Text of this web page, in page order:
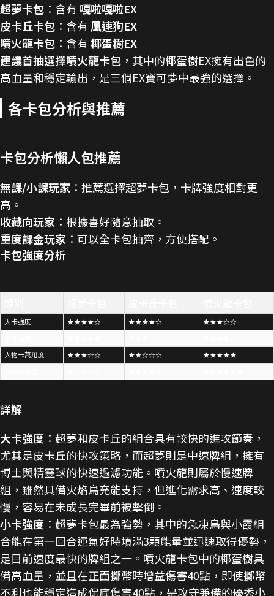
超夢卡包 ：含有 嘎啦嘎啦EX
皮卡丘卡包 ：含有 風速狗EX
噴火龍卡包 ：含有椰蛋樹EX
建議首抽選擇噴火龍卡包 ，其中的椰蛋樹EX擁有出色的
高血量和穩定輸出，是三個EX寶可夢中最強的選擇。
各卡包分析與推薦
卡包分析懶人包推薦
無課/小課玩家 ：推薦選擇超夢卡包，卡牌強度相對更
高。
收藏向玩家 ：根據喜好隨意抽取。
重度課金玩家 ：可以全卡包抽齊，方便搭配。
卡包強度分析
大卡強度 ★★★★☆ ★★★★☆
★★★☆☆
人物卡萬用度
★★★☆☆ ★★☆☆☆
★★★★★
詳解
大卡強度 ：超夢和皮卡丘的組合具有較快的進攻節奏，
尤其是皮卡丘的快攻策略，而超夢則是中速牌組，擁有
博士與精靈球的快速過濾功能。噴火龍則屬於慢速牌
組，雖然具備火焰鳥充能支持，但進化需求高、速度較
慢，容易在未成長完畢前被擊倒。
小卡強度 ：超夢卡包最為強勢，其中的急凍鳥與小霞組
合能在第一回合運氣好時填滿3顆能量並迅速取得優勢，
是目前速度最快的牌組之一。噴火龍卡包中的椰蛋樹具
備高血量，並且在正面擲幣時增益傷害40點，即使擲幣
不利也能穩定造成保底傷害40點，是攻守兼備的優秀小